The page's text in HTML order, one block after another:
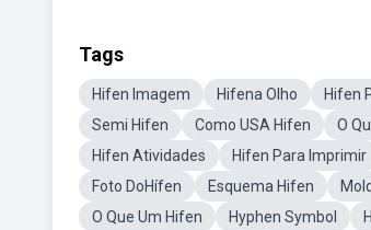
Tags
Hifen Imagem Hifena Olho Hifen
Semi Hifen
Como USA Hifen O
Hifen Atividades
Hifen Para Imprimir
Foto DoHífen
Esquema Hifen
O Que Um Hifen
Hyphen Symbol